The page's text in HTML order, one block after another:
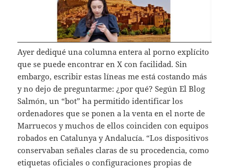
Ayer dediqué una columna entera al porno explícito
que se puede encontrar en X con facilidad. Sin
embargo, escribir estas líneas me está costando más
y no dejo de preguntarme: ¿por qué? Según El Blog
Salmón, un “bot” ha permitido identificar los
ordenadores que se ponen a la venta en el norte de
Marruecos y muchos de ellos coinciden con equipos
robados en Catalunya y Andalucía. “Los dispositivos
conservaban señales claras de su procedencia, como
etiquetas oficiales o configuraciones propias de